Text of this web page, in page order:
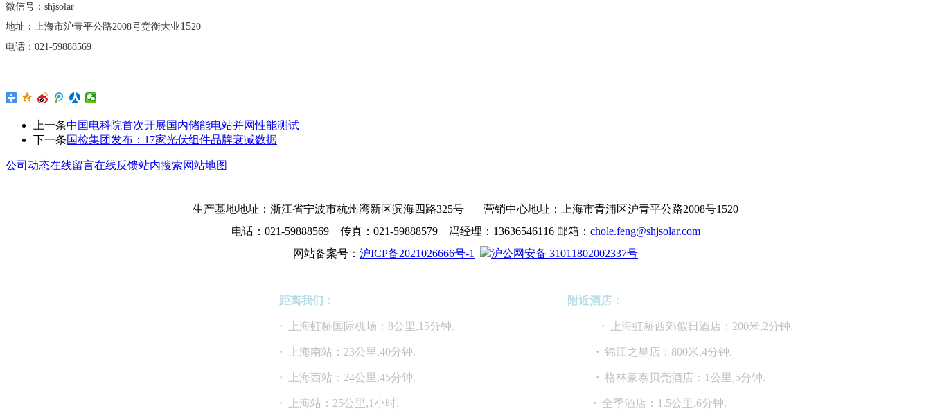
微信号： shjsolar
地址：上海市沪青平公路2008号竞衡大业1520
电话： 021-59888569
上一条中国电科院首次开展国内储能电站并网性能测试
下一条国检集团发布：17家光伏组件品牌衰减数据
公司动态在线留言在线反馈站内搜索网站地图
生产基地地址：浙江省宁波市杭州湾新区滨海四路325号 营销中心地址：上海市青浦区沪青平公路2008号1520
电话：021-59888569 传真：021-59888579 冯经理：13636546116 邮箱： chole.feng@shjsolar.com
网站备案号： 沪ICP备2021026666号-1 沪公网安备 31011802002337号
距离我们： 附近酒店：
· 上海虹桥国际机场：8公里,15分钟. · 上海虹桥西郊假日酒店：200米,2分钟.
· 上海南站：23公里,40分钟. · 锦江之星店：800米,4分钟.
· 上海西站：24公里,45分钟. · 格林豪泰贝壳酒店：1公里,5分钟.
· 上海站：25公里,1小时. · 全季酒店：1.5公里,6分钟.